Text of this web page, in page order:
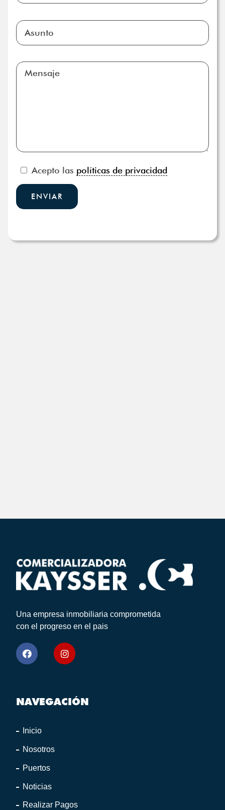
Acepto las políticas de privacidad
Una empresa inmobiliaria comprometida
con el progreso en el pais
NAVEGACIÓN
Inicio
Nosotros
Puertos
Noticias
Realizar Pagos